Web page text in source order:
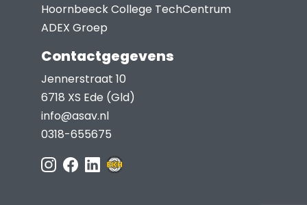
Hoornbeeck College TechCentrum
ADEX Groep
Contactgegevens
Jennerstraat 10
6718 XS Ede (Gld)
info@asav.nl
0318-655675